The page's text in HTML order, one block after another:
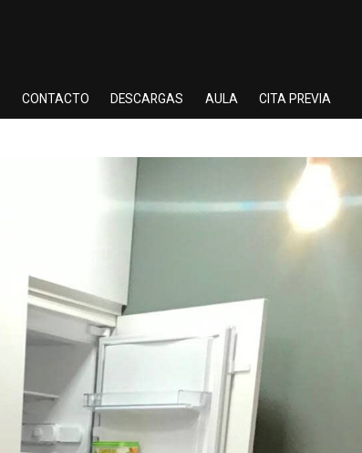
CONTACTO DESCARGAS AULA CITA PREVIA